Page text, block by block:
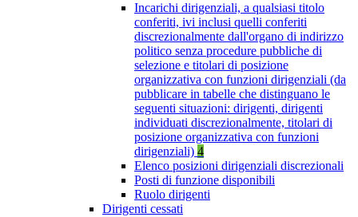
Incarichi dirigenziali, a qualsiasi titolo
conferiti, ivi inclusi quelli conferiti
discrezionalmente dall'organo di indirizzo
politico senza procedure pubbliche di
selezione e titolari di posizione
organizzativa con funzioni dirigenziali (da
pubblicare in tabelle che distinguano le
seguenti situazioni: dirigenti, dirigenti
individuati discrezionalmente, titolari di
posizione organizzativa con funzioni
dirigenziali) 4
Elenco posizioni dirigenziali discrezionali
Posti di funzione disponibili
Ruolo dirigenti
Dirigenti cessati